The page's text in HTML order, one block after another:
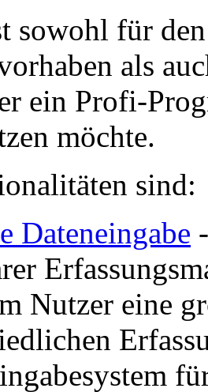
sowohl für
als
ein Profi-
möchte.
sind:
Dateneingabe
Nutzer eine